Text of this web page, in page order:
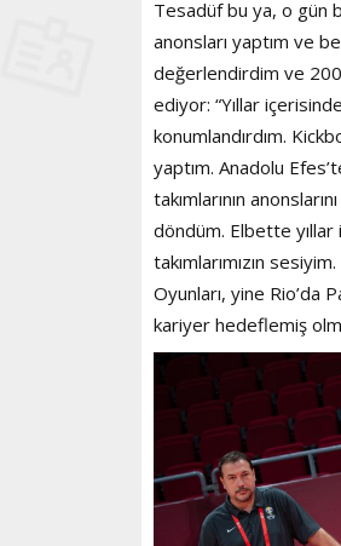
Tesadüf bu ya, o gün
anonsları yaptım ve
değerlendirdim ve
ediyor: “Yıllar
konumlandırdım.
yaptım. Anadolu
takımlarının
döndüm. Elbette yıllar
takımlarımızın
Oyunları, yine Rio’da
kariyer hedeflemiş